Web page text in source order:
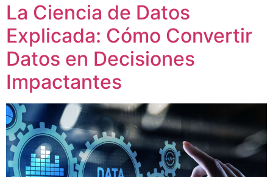
La Ciencia de Datos
Explicada: Cómo Convertir
Datos en Decisiones
Impactantes